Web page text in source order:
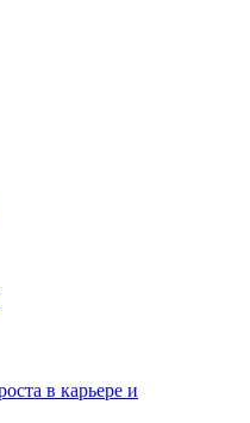
в карьере и